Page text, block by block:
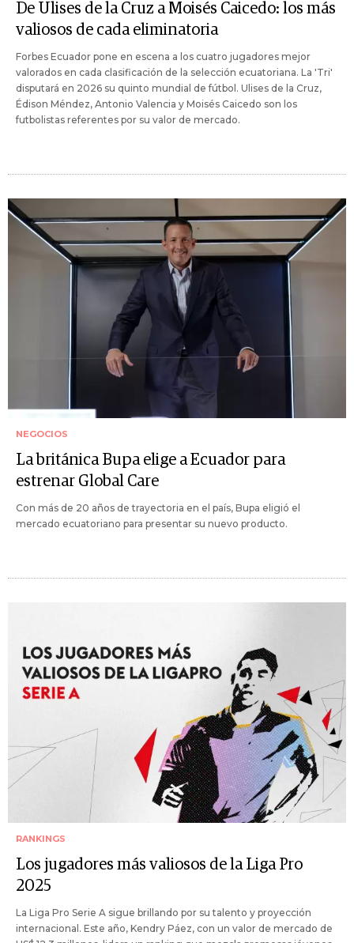
De Ulises de la Cruz a Moisés Caicedo: los más
valiosos de cada eliminatoria
Forbes Ecuador pone en escena a los cuatro jugadores mejor
valorados en cada clasificación de la selección ecuatoriana. La 'Tri'
disputará en 2026 su quinto mundial de fútbol. Ulises de la Cruz,
Édison Méndez, Antonio Valencia y Moisés Caicedo son los
futbolistas referentes por su valor de mercado.
NEGOCIOS
La británica Bupa elige a Ecuador para
estrenar Global Care
Con más de 20 años de trayectoria en el país, Bupa eligió el
mercado ecuatoriano para presentar su nuevo producto.
RANKINGS
Los jugadores más valiosos de la Liga Pro
2025
La Liga Pro Serie A sigue brillando por su talento y proyección
internacional. Este año, Kendry Páez, con un valor de mercado de